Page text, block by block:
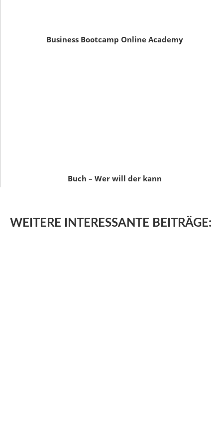
Business Bootcamp Online Academy
Buch – Wer will der kann
WEITERE INTERESSANTE BEITRÄGE: